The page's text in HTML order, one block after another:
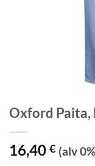
Oxford Paita,
16,40 € (alv